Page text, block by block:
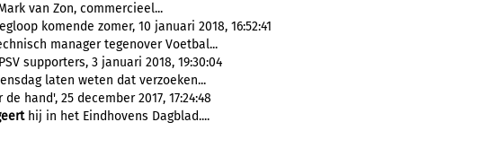
van Zon, commercieel...
komende zomer, 10 januari 2018, 16:52:41
manager tegenover Voetbal...
supporters, 3 januari 2018, 19:30:04
laten weten dat verzoeken...
hand', 25 december 2017, 17:24:48
hij in het Eindhovens Dagblad....